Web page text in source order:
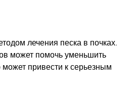
лечения песка в почках.
может помочь уменьшить
может привести к серьезным